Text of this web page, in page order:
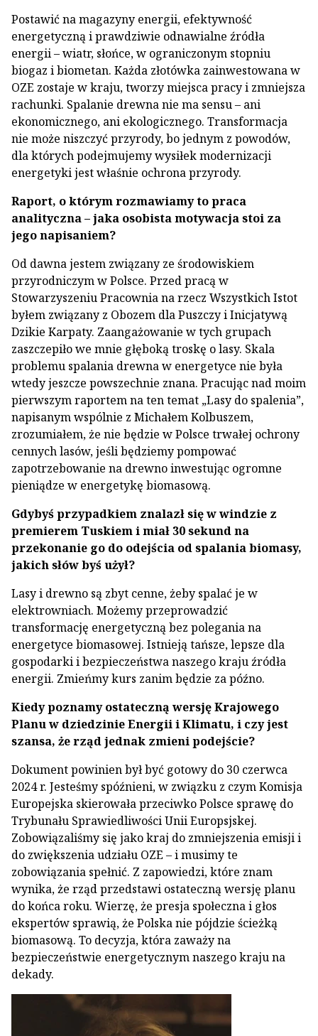
Postawić na magazyny energii, efektywność
energetyczną i prawdziwie odnawialne źródła
energii – wiatr, słońce, w ograniczonym stopniu
biogaz i biometan. Każda złotówka zainwestowana w
OZE zostaje w kraju, tworzy miejsca pracy i zmniejsza
rachunki. Spalanie drewna nie ma sensu – ani
ekonomicznego, ani ekologicznego. Transformacja
nie może niszczyć przyrody, bo jednym z powodów,
dla których podejmujemy wysiłek modernizacji
energetyki jest właśnie ochrona przyrody.
Raport, o którym rozmawiamy to praca
analityczna – jaka osobista motywacja stoi za
jego napisaniem?
Od dawna jestem związany ze środowiskiem
przyrodniczym w Polsce. Przed pracą w
Stowarzyszeniu Pracownia na rzecz Wszystkich Istot
byłem związany z Obozem dla Puszczy i Inicjatywą
Dzikie Karpaty. Zaangażowanie w tych grupach
zaszczepiło we mnie głęboką troskę o lasy. Skala
problemu spalania drewna w energetyce nie była
wtedy jeszcze powszechnie znana. Pracując nad moim
pierwszym raportem na ten temat „Lasy do spalenia”,
napisanym wspólnie z Michałem Kolbuszem,
zrozumiałem, że nie będzie w Polsce trwałej ochrony
cennych lasów, jeśli będziemy pompować
zapotrzebowanie na drewno inwestując ogromne
pieniądze w energetykę biomasową.
Gdybyś przypadkiem znalazł się w windzie z
premierem Tuskiem i miał 30 sekund na
przekonanie go do odejścia od spalania biomasy,
jakich słów byś użył?
Lasy i drewno są zbyt cenne, żeby spalać je w
elektrowniach. Możemy przeprowadzić
transformację energetyczną bez polegania na
energetyce biomasowej. Istnieją tańsze, lepsze dla
gospodarki i bezpieczeństwa naszego kraju źródła
energii. Zmieńmy kurs zanim będzie za późno.
Kiedy poznamy ostateczną wersję Krajowego
Planu w dziedzinie Energii i Klimatu, i czy jest
szansa, że rząd jednak zmieni podejście?
Dokument powinien był być gotowy do 30 czerwca
2024 r. Jesteśmy spóźnieni, w związku z czym Komisja
Europejska skierowała przeciwko Polsce sprawę do
Trybunału Sprawiedliwości Unii Europsjskej.
Zobowiązaliśmy się jako kraj do zmniejszenia emisji i
do zwiększenia udziału OZE – i musimy te
zobowiązania spełnić. Z zapowiedzi, które znam
wynika, że rząd przedstawi ostateczną wersję planu
do końca roku. Wierzę, że presja społeczna i głos
ekspertów sprawią, że Polska nie pójdzie ścieżką
biomasową. To decyzja, która zaważy na
bezpieczeństwie energetycznym naszego kraju na
dekady.